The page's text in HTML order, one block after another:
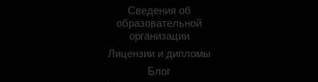
Сведения об
образовательной
организации
Лицензии и дипломы
Блог